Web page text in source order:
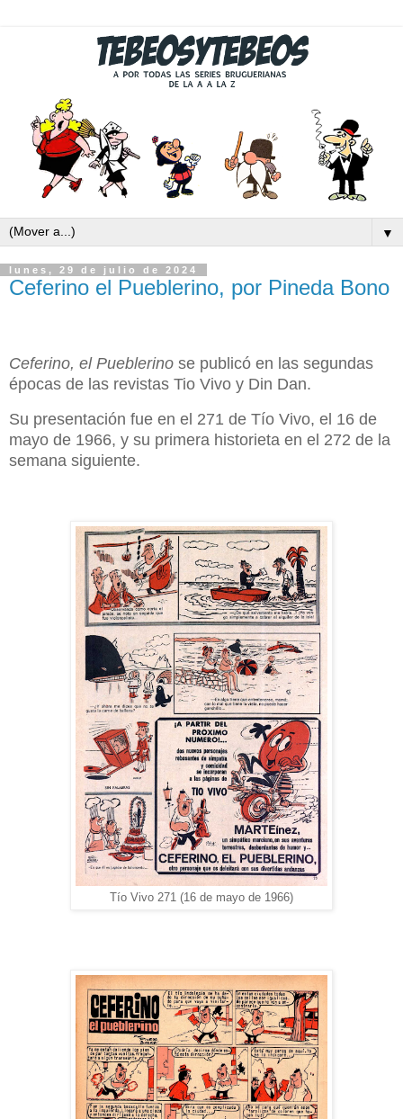
▼
lunes, 29 de julio de 2024
Ceferino el Pueblerino, por Pineda Bono
Ceferino, el Pueblerino se publicó en las segundas
épocas de las revistas Tio Vivo y Din Dan.
Su presentación fue en el 271 de Tío Vivo, el 16 de
mayo de 1966, y su primera historieta en el 272 de la
semana siguiente.
Tío Vivo 271 (16 de mayo de 1966)